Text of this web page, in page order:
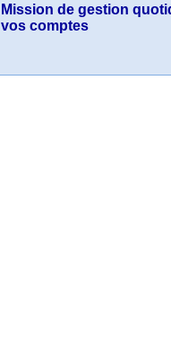
Mission de gestion
vos comptes